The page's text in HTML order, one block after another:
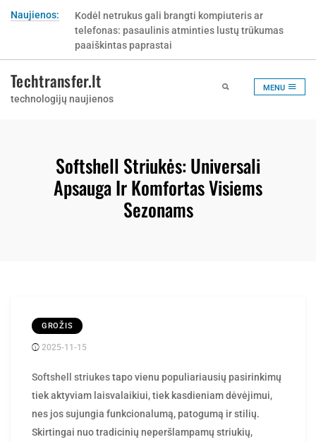
Naujienos:
Kodėl netrukus gali brangti kompiuteris ar
telefonas: pasaulinis atminties lustų trūkumas
paaiškintas paprastai
Techtransfer.lt
technologijų naujienos
MENU
Softshell Striukės: Universali
Apsauga Ir Komfortas Visiems
Sezonams
GROŽIS
2025-11-15
by
Softshell striukestapo vienu populiariausių pasirinkimų
tiek aktyviam laisvalaikiui, tiek kasdieniam dėvėjimui,
nes jos sujungia funkcionalumą, patogumą ir stilių.
Skirtingai nuo tradicinių neperšlampamų striukių,